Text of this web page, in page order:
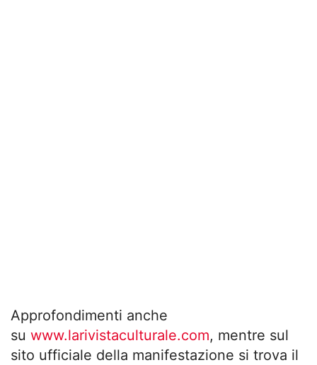
Approfondimenti anche
su www.larivistaculturale.com, mentre sul
sito ufficiale della manifestazione si trova il